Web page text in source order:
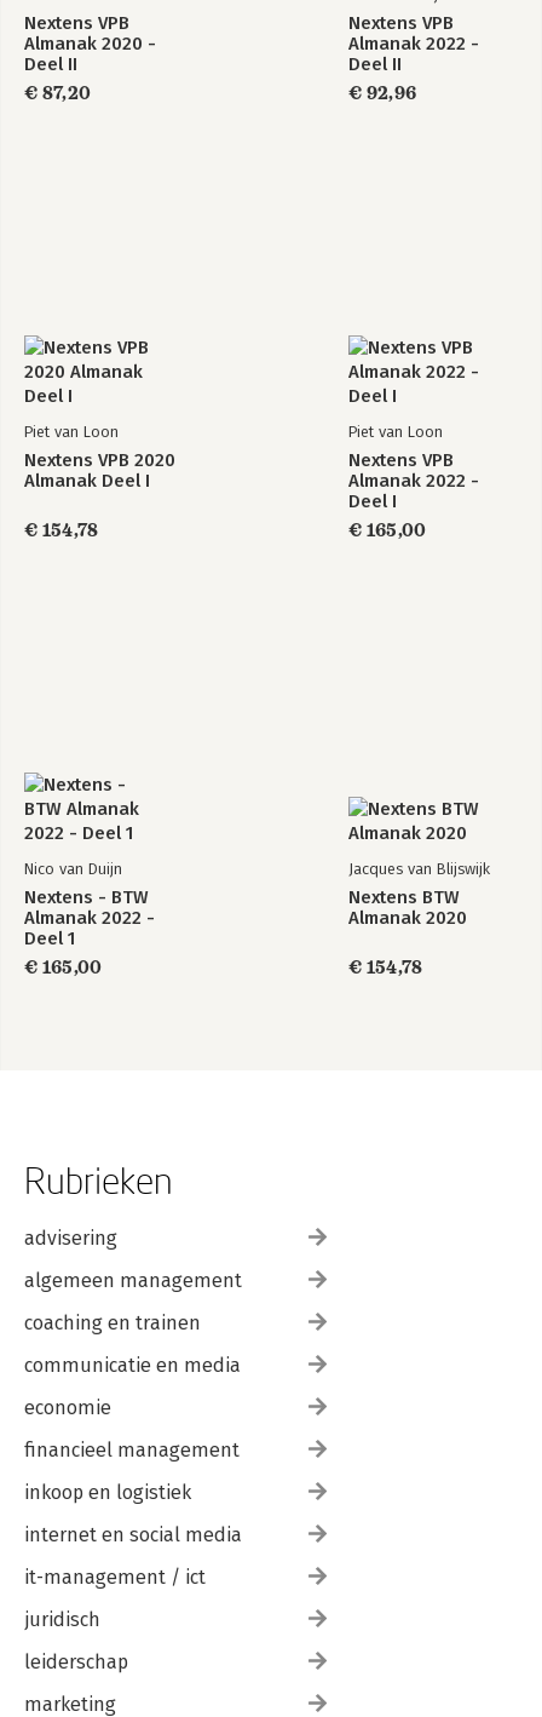
Nextens VPB
Almanak 2020 -
Deel II
€ 87,20
Nextens VPB
Almanak 2022 -
Deel II
€ 92,96
Piet van Loon
Nextens VPB 2020
Almanak Deel I
€ 154,78
Piet van Loon
Nextens VPB
Almanak 2022 -
Deel I
€ 165,00
Nico van Duijn
Nextens - BTW
Almanak 2022 -
Deel 1
€ 165,00
Jacques van Blijswijk
Nextens BTW
Almanak 2020
€ 154,78
Rubrieken
advisering
algemeen management
coaching en trainen
communicatie en media
economie
financieel management
inkoop en logistiek
internet en social media
it-management / ict
juridisch
leiderschap
marketing